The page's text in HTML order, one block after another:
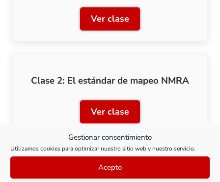
Gestionar consentimiento
Utilizamos cookies para optimizar nuestro sitio web y nuestro servicio.
Acepto
Ver claseClase 1: Introducción al
Clase 2: El estándar de mapeo NMRA
Ver claseClase 2: El estándar de
Clase 3: Mapeo de decoders LENZ